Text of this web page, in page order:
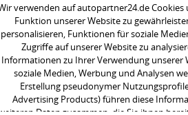
verwenden auf autopartner24.de
Funktion unserer Website zu
personalisieren, Funktionen für soziale
Zugriffe auf unserer Website zu
Informationen zu Ihrer Verwendung unserer
soziale Medien, Werbung und Analysen
Erstellung pseudonymer
Advertising Products) führen diese
Daten zusammen, die Sie ihnen